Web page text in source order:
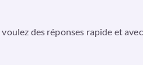
des réponses rapide et